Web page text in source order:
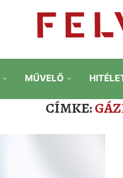
MŰVELŐ
CÍMKE: